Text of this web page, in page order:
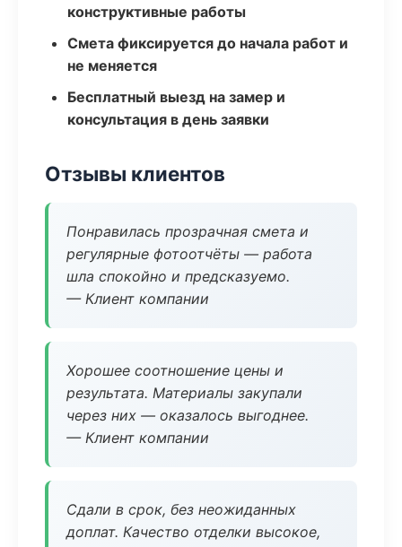
конструктивные работы
Смета фиксируется до начала работ и
не меняется
Бесплатный выезд на замер и
консультация в день заявки
Отзывы клиентов
Понравилась прозрачная смета и
регулярные фотоотчёты — работа
шла спокойно и предсказуемо.
— Клиент компании
Хорошее соотношение цены и
результата. Материалы закупали
через них — оказалось выгоднее.
— Клиент компании
Сдали в срок, без неожиданных
доплат. Качество отделки высокое,